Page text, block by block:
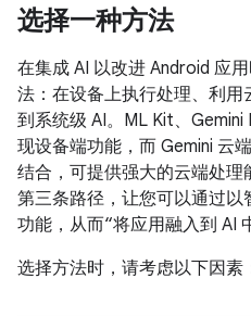
选择一种方法
在集成 AI 以改进 Android 应
法：在设备上执行处理、利
到系统级 AI。ML Kit、
现设备端功能，而 Gemini 云
结合，可提供强大的云端处理
第三条路径，让您可以通过
功能，从而“将应用融入到 AI
选择方法时，请考虑以下因素